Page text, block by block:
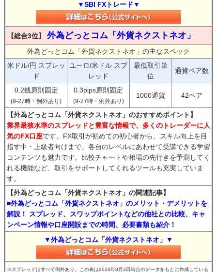
▼SBI FXトレード▼
【総合3位】 外為どっとコム「外貨ネクストネオ」
外為どっとコム「外貨ネクストネオ」の主なスペック
米ドル/円 スプレッ
ド
ユーロ/米ドル スプ
レッド
最低取引単
位
通貨ペア数
0.2銭原則固定
(9-27時・例外あり)
0.3pips原則固定
(9-27時・例外あり)
1000通貨 42ペア
【外為どっとコム「外貨ネクストネオ」のおすすめポイント】
業界最狭水準のスプレッドと豊富な情報で、多くのトレーダーに人
気のFX口座です。FX取引が初めての初心者から、スキル向上を目
指す中・上級者向けまで、各自のレベルにあわせて受講できる学習
コンテンツも魅力です。比較チャートや相場の先行きを予測してく
れる機能など、取引をサポートしてくれるツールも充実していま
す。
【外為どっとコム「外貨ネクストネオ」の関連記事】
■外為どっとコム「外貨ネクストネオ」のメリット・デメリットを
解説！ スプレッド、スワップポイントなどの他社との比較、キャ
ンペーン情報や口座開設までの時間、必要書類も紹介！
▼外為どっとコム「外貨ネクストネオ」▼
※スプレッドはすべて例外あり。この表は2026年8月3日時点のデータをもとに作成している